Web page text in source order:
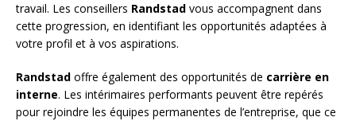
travail. Les conseillers Randstad vous accompagnent dans
cette progression, en identifiant les opportunités adaptées à
votre profil et à vos aspirations.
Randstad offre également des opportunités de carrière en
interne. Les intérimaires performants peuvent être repérés
pour rejoindre les équipes permanentes de l’entreprise, que ce